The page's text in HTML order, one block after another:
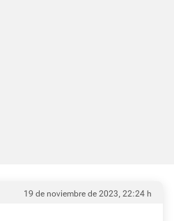
19 de noviembre de 2023, 22:24 h